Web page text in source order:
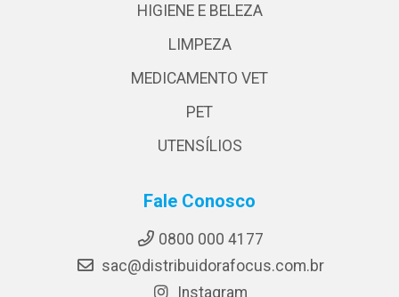
HIGIENE E BELEZA
LIMPEZA
MEDICAMENTO VET
PET
UTENSÍLIOS
Fale Conosco
0800 000 4177
sac@distribuidorafocus.com.br
Instagram